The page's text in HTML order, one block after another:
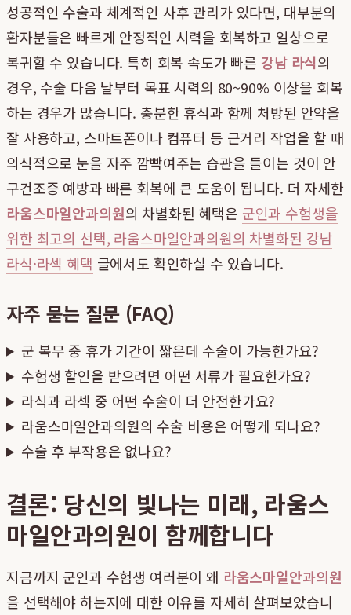
성공적인 수술과 체계적인 사후 관리가 있다면, 대부분의
환자분들은 빠르게 안정적인 시력을 회복하고 일상으로
복귀할 수 있습니다. 특히 회복 속도가 빠른 강남 라식의
경우, 수술 다음 날부터 목표 시력의 80~90% 이상을 회복
하는 경우가 많습니다. 충분한 휴식과 함께 처방된 안약을
잘 사용하고, 스마트폰이나 컴퓨터 등 근거리 작업을 할 때
의식적으로 눈을 자주 깜빡여주는 습관을 들이는 것이 안
구건조증 예방과 빠른 회복에 큰 도움이 됩니다. 더 자세한
라움스마일안과의원의 차별화된 혜택은 군인과 수험생을
위한 최고의 선택, 라움스마일안과의원의 차별화된 강남
라식·라섹 혜택 글에서도 확인하실 수 있습니다.
자주 묻는 질문 (FAQ)
군 복무 중 휴가 기간이 짧은데 수술이 가능한가요?
수험생 할인을 받으려면 어떤 서류가 필요한가요?
라식과 라섹 중 어떤 수술이 더 안전한가요?
라움스마일안과의원의 수술 비용은 어떻게 되나요?
수술 후 부작용은 없나요?
결론: 당신의 빛나는 미래, 라움스
마일안과의원이 함께합니다
지금까지 군인과 수험생 여러분이 왜 라움스마일안과의원
을 선택해야 하는지에 대한 이유를 자세히 살펴보았습니